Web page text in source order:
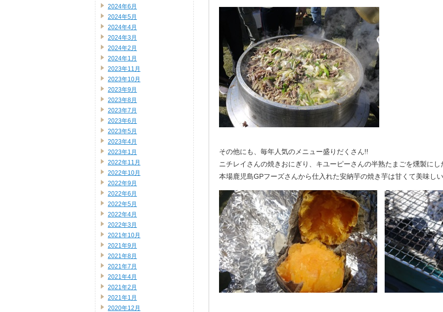
その他にも、毎年人気のメニュー盛りだくさん!!
ニチレイさんの焼きおにぎり、キユーピーさんの半熟たまごを燻製にし
本場鹿児島GPフーズさんから仕入れた安納芋の焼き芋は甘くて美味し
2024年6月
2024年5月
2024年4月
2024年3月
2024年2月
2024年1月
2023年11月
2023年10月
2023年9月
2023年8月
2023年7月
2023年6月
2023年5月
2023年4月
2023年1月
2022年11月
2022年10月
2022年9月
2022年6月
2022年5月
2022年4月
2022年3月
2021年10月
2021年9月
2021年8月
2021年7月
2021年4月
2021年2月
2021年1月
2020年12月